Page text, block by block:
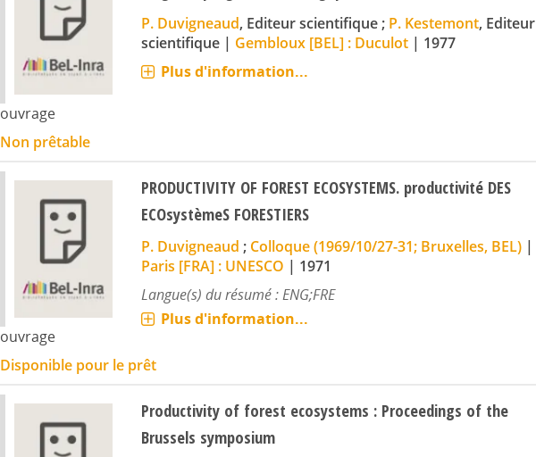
ouvrage
P. Duvigneaud, Editeur scientifique ; P. Kestemont, Editeur
scientifique | Gembloux [BEL] : Duculot| 1977
Plus d'information...
Non prêtable
ouvrage
PRODUCTIVITY OF FOREST ECOSYSTEMS. productivité DES
ECOsystèmeS FORESTIERS
P. Duvigneaud ; Colloque (1969/10/27-31; Bruxelles, BEL) |
Paris [FRA] : UNESCO | 1971
Langue(s) du résumé : ENG;FRE
Plus d'information...
Disponible pour le prêt
Productivity of forest ecosystems : Proceedings of the
Brussels symposium